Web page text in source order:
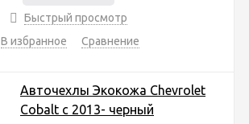
Быстрый просмотр
В избранное
Сравнение
Авточехлы Экокожа Chevrolet
Cobalt с 2013- черный